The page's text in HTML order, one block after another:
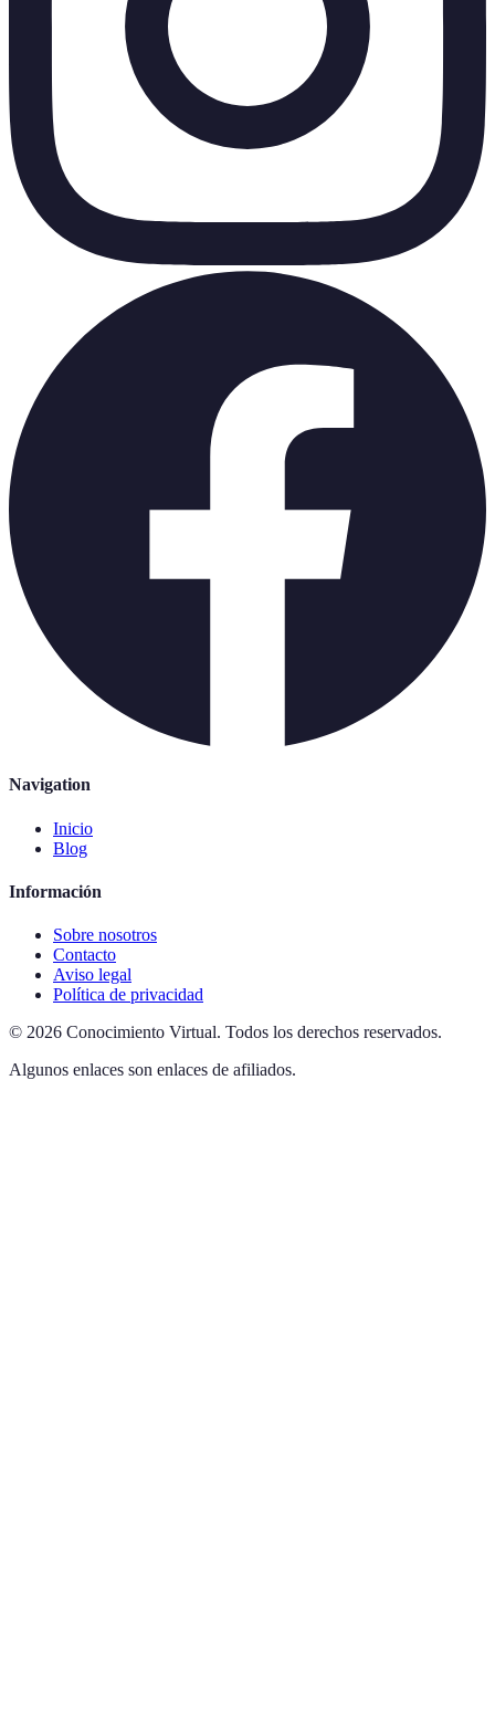
Navigation
Inicio
Blog
Información
Sobre nosotros
Contacto
Aviso legal
Política de privacidad
© 2026 Conocimiento Virtual. Todos los derechos reservados.
Algunos enlaces son enlaces de afiliados.